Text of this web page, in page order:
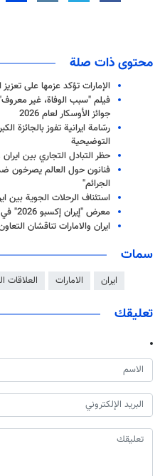
محتوى ذات صلة
الإمارات تؤكد عزمها على تعزيز
فيلم "سبب الوفاة، غير
جوائز الأوسكار لعام 2026
رسّامة ايرانية تفوز بالجائزة
التوضيحية
حظر التبادل التجاري بين ايران
فنانون حول العالم يصرخون
الجرائم"
استئناف الرحلات الجوية بين
معرض "إيران إكسبو 2026" في يونيو المقبل
ایران والامارات تناقشان
سمات
ايران الامارات العلاقات
تعليقك